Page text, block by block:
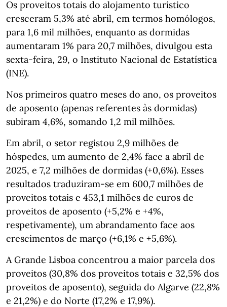
Os proveitos totais do alojamento turístico
cresceram 5,3% até abril, em termos homólogos,
para 1,6 mil milhões, enquanto as dormidas
aumentaram 1% para 20,7 milhões, divulgou esta
sexta-feira, 29, o Instituto Nacional de Estatística
(INE).
Nos primeiros quatro meses do ano, os proveitos
de aposento (apenas referentes às dormidas)
subiram 4,6%, somando 1,2 mil milhões.
Em abril, o setor registou 2,9 milhões de
hóspedes, um aumento de 2,4% face a abril de
2025, e 7,2 milhões de dormidas (+0,6%). Esses
resultados traduziram‑se em 600,7 milhões de
proveitos totais e 453,1 milhões de euros de
proveitos de aposento (+5,2% e +4%,
respetivamente), um abrandamento face aos
crescimentos de março (+6,1% e +5,6%).
A Grande Lisboa concentrou a maior parcela dos
proveitos (30,8% dos proveitos totais e 32,5% dos
proveitos de aposento), seguida do Algarve (22,8%
e 21,2%) e do Norte (17,2% e 17,9%).